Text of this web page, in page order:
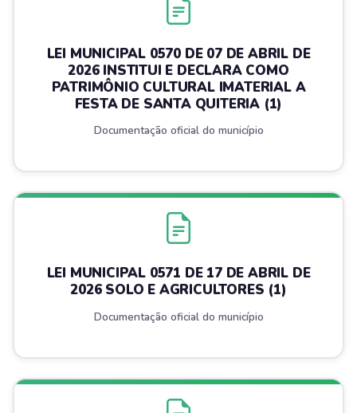
LEI MUNICIPAL 0570 DE 07 DE ABRIL DE
2026 INSTITUI E DECLARA COMO
PATRIMÔNIO CULTURAL IMATERIAL A
FESTA DE SANTA QUITERIA (1)
Documentação oficial do município
LEI MUNICIPAL 0571 DE 17 DE ABRIL DE
2026 SOLO E AGRICULTORES (1)
Documentação oficial do município